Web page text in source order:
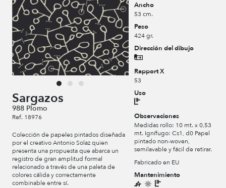
Sargazos
988 Plomo
Ref. 18976
Colección de papeles pintados diseñada
por el creativo Antonio Solaz quien
presenta una propuesta que abarca un
registro de gran amplitud formal
relacionado a través de una paleta de
colores cálida y correctamente
combinable entre sí.
Ancho
53 cm.
Peso
424 gr.
Dirección del dibujo
Rapport X
53
Uso
Observaciones
Medidas rollo: 10 mt. x 0,53
mt. Ignífugo: Cs1, d0 Papel
pintado non-woven,
semilavable y fácil de retirar.
Fabricado en EU
Mantenimiento